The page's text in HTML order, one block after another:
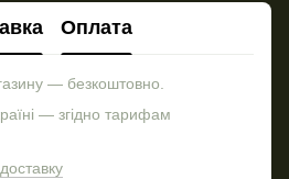
Оплата
— безкоштовно.
— згідно тарифам